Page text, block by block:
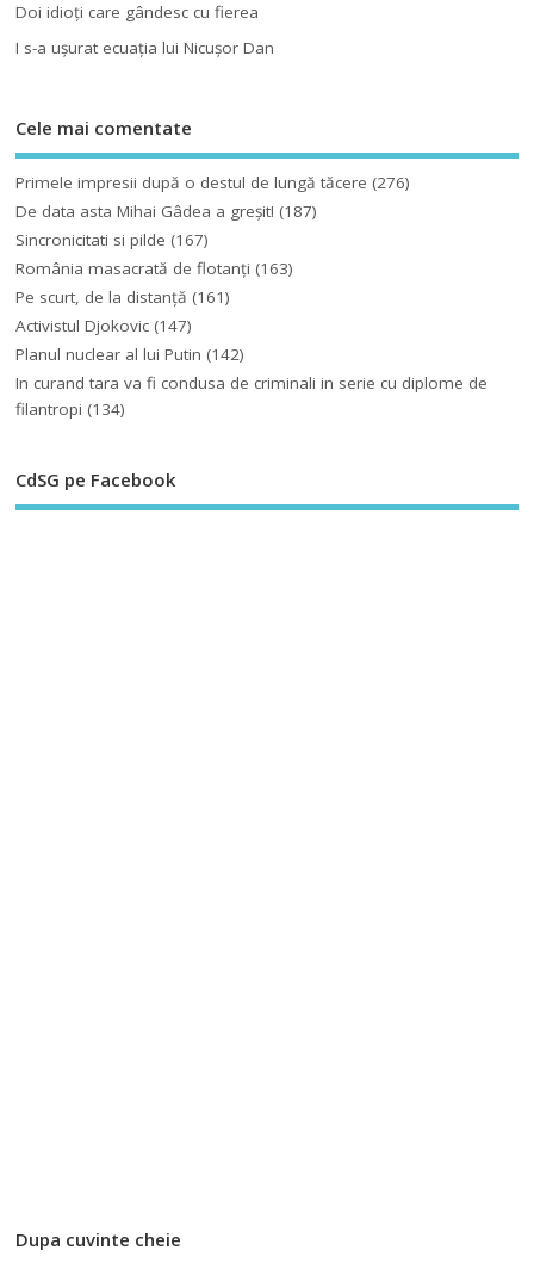
Doi idioţi care gândesc cu fierea
I s-a uşurat ecuaţia lui Nicuşor Dan
Cele mai comentate
Primele impresii după o destul de lungă tăcere (276)
De data asta Mihai Gâdea a greşit! (187)
Sincronicitati si pilde (167)
România masacrată de flotanţi (163)
Pe scurt, de la distanță (161)
Activistul Djokovic (147)
Planul nuclear al lui Putin (142)
In curand tara va fi condusa de criminali in serie cu diplome de
filantropi (134)
CdSG pe Facebook
Dupa cuvinte cheie